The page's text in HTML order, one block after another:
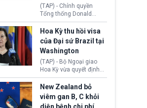
(TAP) - Chính quyền
Tổng thống Donald
Trump đã hoàn trả
khoảng 100 tỷ USD thuế
quan từng thu theo Đạo
luật Quyền hạn Kinh tế
Khẩn cấp Quốc tế
(IEEPA). Động thái này
diễn ra sau phán quyết
hồi tháng 2 bởi Tòa án
Tối cao Hoa Kỳ
(SCOTUS) khi tuyên bố,
việc áp thuế diện rộng là
Hoa Kỳ thu hồi visa
của Đại sứ Brazil tại
Washington
(TAP) - Bộ Ngoại giao
Hoa Kỳ vừa quyết định
thu hồi thị thực (visa)
của bà Maria Luiza
Ribeiro Viotti - Đại sứ
Brazil tại Washington.
New Zealand bỏ
viêm gan B, C khỏi